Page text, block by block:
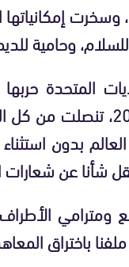
وحامية
سبتمبر/أيلول 2001،
بدون
شأنا عن شعارات
الأطراف
ملفنا باختراق